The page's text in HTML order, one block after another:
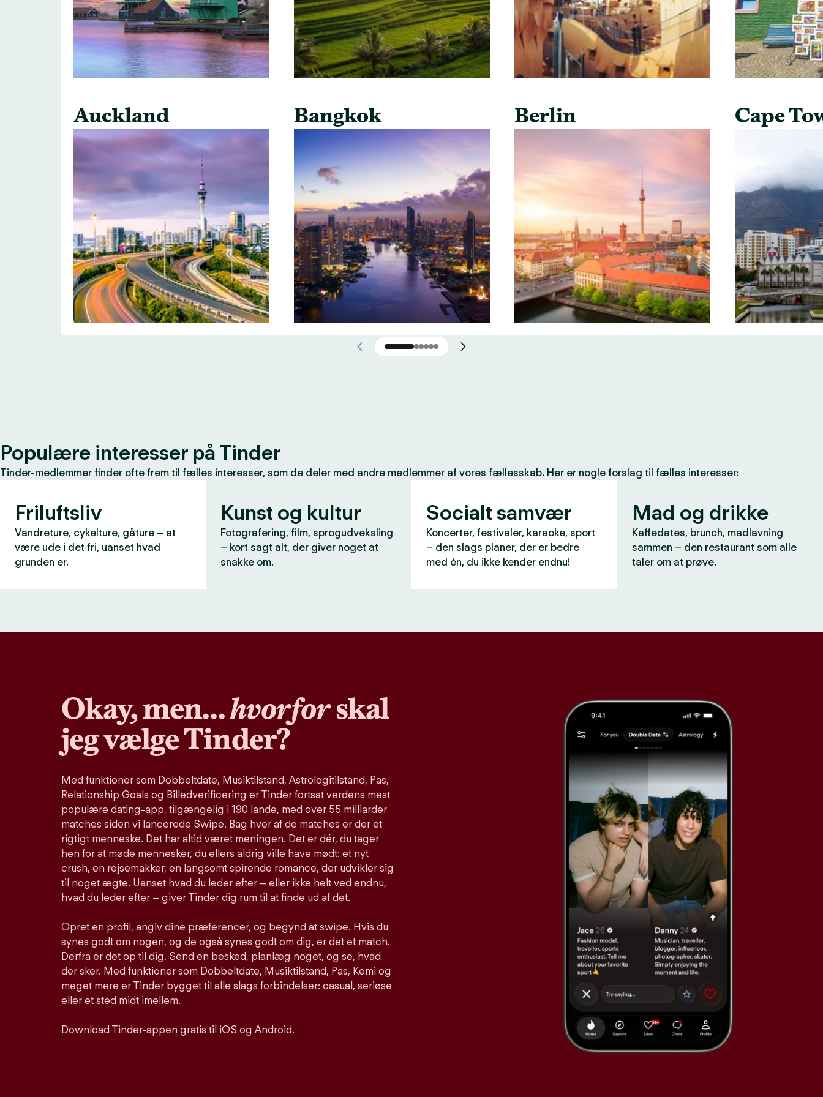
Auckland Bangkok Berlin Cape
Populære interesser på Tinder
Tinder-medlemmer finder ofte frem til fælles interesser, som de deler med andre medlemmer af vores fællesskab. Her er nogle forslag til fælles interesser:
Friluftsliv
Vandreture, cykelture, gåture – at
være ude i det fri, uanset hvad
grunden er.
Kunst og kultur
Fotografering, film, sprogudveksling
– kort sagt alt, der giver noget at
snakke om.
Socialt samvær
Koncerter, festivaler, karaoke, sport
– den slags planer, der er bedre
med én, du ikke kender endnu!
Mad og drikke
Kaffedates, brunch, madlavning
sammen – den restaurant som alle
taler om at prøve.
Okay, men…hvorforskal
jeg vælge Tinder?
Med funktioner som Dobbeltdate, Musiktilstand, Astrologitilstand, Pas,
Relationship Goals og Billedverificering er Tinder fortsat verdens mest
populære dating-app, tilgængelig i 190 lande, med over 55 milliarder
matches siden vi lancerede Swipe. Bag hver af de matches er der et
rigtigt menneske. Det har altid været meningen. Det er dér, du tager
hen for at møde mennesker, du ellers aldrig ville have mødt: et nyt
crush, en rejsemakker, en langsomt spirende romance, der udvikler sig
til noget ægte. Uanset hvad du leder efter – eller ikke helt ved endnu,
hvad du leder efter – giver Tinder dig rum til at finde ud af det.
Opret en profil, angiv dine præferencer, og begynd at swipe. Hvis du
synes godt om nogen, og de også synes godt om dig, er det et match.
Derfra er det op til dig. Send en besked, planlæg noget, og se, hvad
der sker. Med funktioner som Dobbeltdate, Musiktilstand, Pas, Kemi og
meget mere er Tinder bygget til alle slags forbindelser: casual, seriøse
eller et sted midt imellem.
Download Tinder-appen gratis til iOS og Android.